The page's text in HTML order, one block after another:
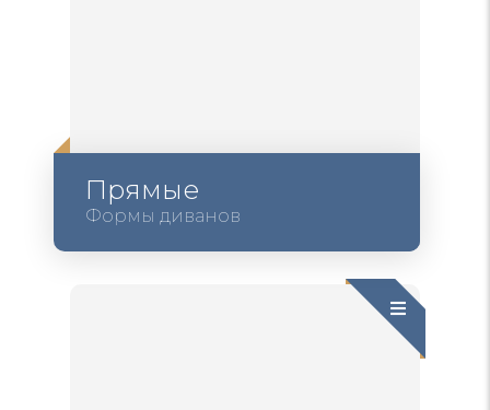
Прямые
Формы диванов